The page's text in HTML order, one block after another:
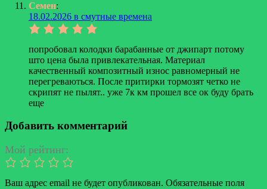
Семен:
18.02.2026 в смутные времена
попробовал колодки барабанные от джипарт потому
што цена была привлекательная. Материал
качественный композитный износ равномерный не
перегреваються. После притирки тормозят четко не
скрипят не пылят.. уже 7к км прошел все ок буду брать
еще
Добавить комментарий
Мой рейтинг:
Ваш адрес email не будет опубликован. Обязательные поля